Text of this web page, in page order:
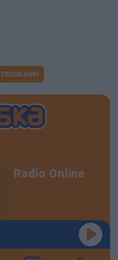
TRUSKAWKI
Radio Online